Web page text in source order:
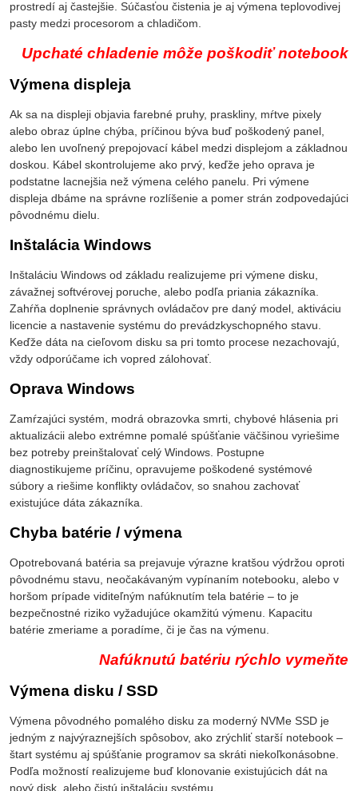
prostredí aj častejšie. Súčasťou čistenia je aj výmena teplovodivej
pasty medzi procesorom a chladičom.
Upchaté chladenie môže poškodiť notebook
Výmena displeja
Ak sa na displeji objavia farebné pruhy, praskliny, mŕtve pixely
alebo obraz úplne chýba, príčinou býva buď poškodený panel,
alebo len uvoľnený prepojovací kábel medzi displejom a základnou
doskou. Kábel skontrolujeme ako prvý, keďže jeho oprava je
podstatne lacnejšia než výmena celého panelu. Pri výmene
displeja dbáme na správne rozlíšenie a pomer strán zodpovedajúci
pôvodnému dielu.
Inštalácia Windows
Inštaláciu Windows od základu realizujeme pri výmene disku,
závažnej softvérovej poruche, alebo podľa priania zákazníka.
Zahŕňa doplnenie správnych ovládačov pre daný model, aktiváciu
licencie a nastavenie systému do prevádzkyschopného stavu.
Keďže dáta na cieľovom disku sa pri tomto procese nezachovajú,
vždy odporúčame ich vopred zálohovať.
Oprava Windows
Zamŕzajúci systém, modrá obrazovka smrti, chybové hlásenia pri
aktualizácii alebo extrémne pomalé spúšťanie väčšinou vyriešime
bez potreby preinštalovať celý Windows. Postupne
diagnostikujeme príčinu, opravujeme poškodené systémové
súbory a riešime konflikty ovládačov, so snahou zachovať
existujúce dáta zákazníka.
Chyba batérie / výmena
Opotrebovaná batéria sa prejavuje výrazne kratšou výdržou oproti
pôvodnému stavu, neočakávaným vypínaním notebooku, alebo v
horšom prípade viditeľným nafúknutím tela batérie – to je
bezpečnostné riziko vyžadujúce okamžitú výmenu. Kapacitu
batérie zmeriame a poradíme, či je čas na výmenu.
Nafúknutú batériu rýchlo vymeňte
Výmena disku / SSD
Výmena pôvodného pomalého disku za moderný NVMe SSD je
jedným z najvýraznejších spôsobov, ako zrýchliť starší notebook –
štart systému aj spúšťanie programov sa skráti niekoľkonásobne.
Podľa možností realizujeme buď klonovanie existujúcich dát na
nový disk, alebo čistú inštaláciu systému.